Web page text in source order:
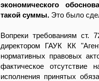
экономического
такой суммы. Это было
Вопреки требованиям ст.
директором ГАУК КК
нормативных правовых
фактическое
исполнения принятых